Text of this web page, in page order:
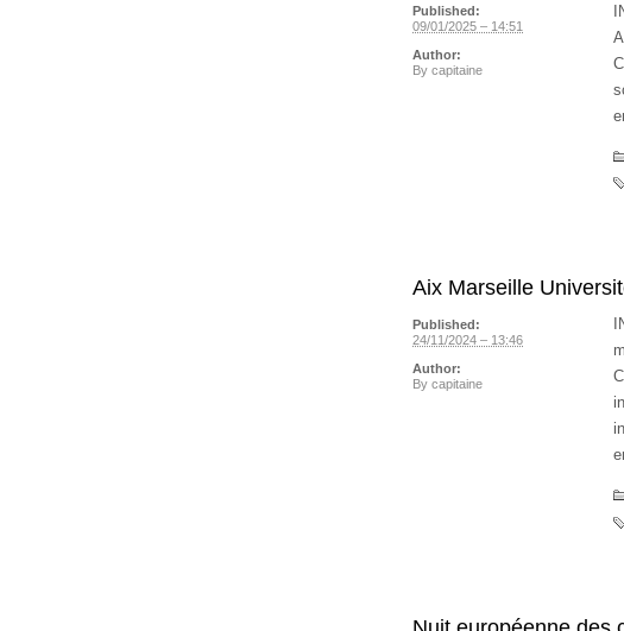
Published:
09/01/2025 – 14:51
Author:
By capitaine
Aix Marseille
Published:
24/11/2024 – 13:46
Author:
By capitaine